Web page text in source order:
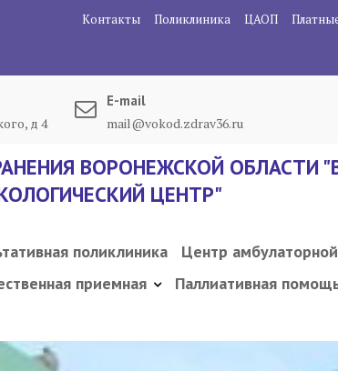
Контакты Поликлиника ЦАОП
д 4
E-mail
mail@vokod.zdrav36.ru
ВОРОНЕЖСКОЙ ОБЛАСТИ
ЦЕНТР"
поликлиника
Центр
приемная
Паллиативная